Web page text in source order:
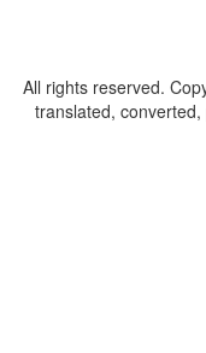
All rights reserved.
translated,